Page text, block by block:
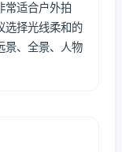
常适合户外拍
选择光线柔和的
景、全景、人物